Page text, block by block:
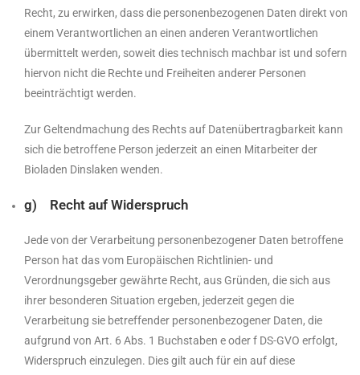
Recht, zu erwirken, dass die personenbezogenen Daten direkt von
einem Verantwortlichen an einen anderen Verantwortlichen
übermittelt werden, soweit dies technisch machbar ist und sofern
hiervon nicht die Rechte und Freiheiten anderer Personen
beeinträchtigt werden.
Zur Geltendmachung des Rechts auf Datenübertragbarkeit kann
sich die betroffene Person jederzeit an einen Mitarbeiter der
Bioladen Dinslaken wenden.
g) Recht auf Widerspruch
Jede von der Verarbeitung personenbezogener Daten betroffene
Person hat das vom Europäischen Richtlinien- und
Verordnungsgeber gewährte Recht, aus Gründen, die sich aus
ihrer besonderen Situation ergeben, jederzeit gegen die
Verarbeitung sie betreffender personenbezogener Daten, die
aufgrund von Art. 6 Abs. 1 Buchstaben e oder f DS-GVO erfolgt,
Widerspruch einzulegen. Dies gilt auch für ein auf diese